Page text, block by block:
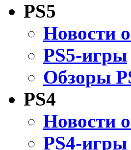
PS5
Новости
PS5-игры
Обзоры
PS4
Новости
PS4-игры